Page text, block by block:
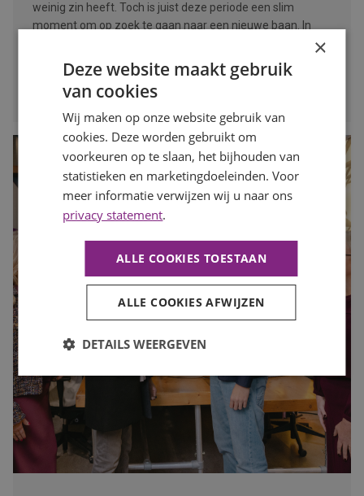
weinig zin heeft. Toch is juist deze periode een slim
moment om op zoek te gaan naar een nieuwe baan. In
×
Deze website maakt gebruik
van cookies
Wij maken op onze website gebruik van
cookies. Deze worden gebruikt om
voorkeuren op te slaan, het bijhouden van
statistieken en marketingdoeleinden. Voor
meer informatie verwijzen wij u naar ons
privacy statement.
ALLE COOKIES TOESTAAN
ALLE COOKIES AFWIJZEN
DETAILS WEERGEVEN